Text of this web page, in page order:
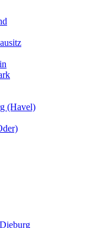
(Havel)